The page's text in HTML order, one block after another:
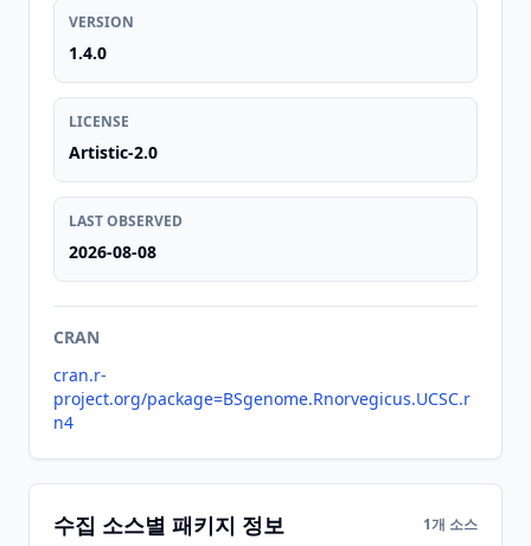
VERSION
1.4.0
LICENSE
Artistic-2.0
LAST OBSERVED
2026-08-08
CRAN
cran.r-
project.org/package=BSgenome.Rnorvegicus.UCSC.r
n4
수집 소스별 패키지 정보 1개 소스